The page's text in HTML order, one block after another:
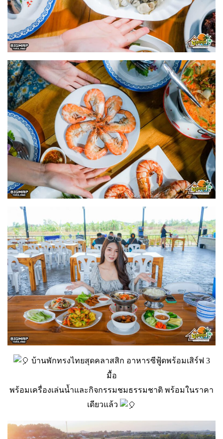
บ้านพักทรงไทยสุดคลาสสิก อาหารซีฟู้ดพร้อมเสิร์ฟ 3
มื้อ
พร้อมเครื่องเล่นน้ำและกิจกรรมชมธรรมชาติ พร้อมในราคา
เดียวแล้ว